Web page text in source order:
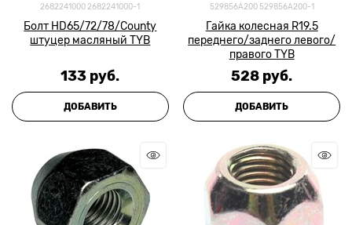
2682241000 2682241000-1
Болт HD65/72/78/County
штуцер масляный TYB
133 руб.
ДОБАВИТЬ
529856A200 529856A200-1
Гайка колесная R19.5
переднего/заднего левого/
правого TYB
528 руб.
ДОБАВИТЬ